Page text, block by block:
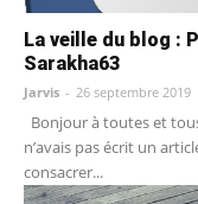
La veille du blog :
Sarakha63
Jarvis - 26 septembre 2019
n’avais pas écrit un
consacrer...